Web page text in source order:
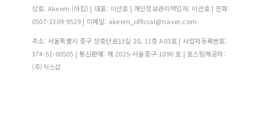
상호: Akeem (아킴) | 대표: 이선호 | 개인정보관리책임자: 이선호 | 전화:
0507-1309-9529 | 이메일: akeem_official@naver.com
주소: 서울특별시 중구 장충단로13길 20, 11층 A03호 | 사업자등록번호:
374-51-00505 | 통신판매: 제 2025-서울중구-1090 호 | 호스팅제공자:
(주)식스샵